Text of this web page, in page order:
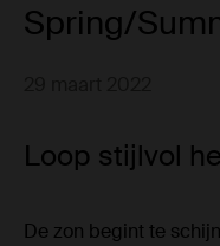
Spring/
Loop stijlvol
De zon begint te